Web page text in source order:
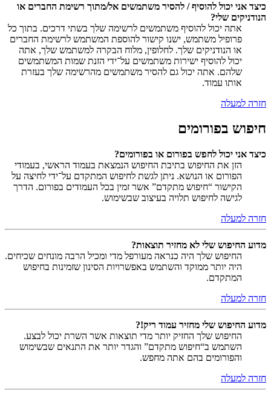
כיצד אני יכול להוסיף / להסיר משתמשים אל/מתוך רשימת החברים או
הנודניקים שלי?
אתה יכול להוסיף משתמשים לרשימה שלך בשתי דרכים. בתוך כל
פרופיל משתמש, ישנו קישור להוספת המשתמש לרשימת החברים
או הנודניקים שלך. לחלופין, מלוח הבקרה למשתמש שלך, אתה
יכול להוסיף ישירות משתמשים על־ידי הזנת שמות המשתמשים
שלהם. אתה יכול גם להסיר משתמשים מהרשימה שלך בעזרת
אותו עמוד.
חזרה למעלה
חיפוש בפורומים
כיצד אני יכול לחפש בפורום או בפורומים?
הזן את החיפוש בתיבת החיפוש הנמצאת בעמוד הראשי, בעמודי
הפורום או הנושא. ניתן לגשת לחיפוש המתקדם על־ידי לחיצה על
הקישור “חיפוש מתקדם” אשר זמין בכל העמודים בפורום. הדרך
לגישה לחיפוש תלויה בעיצוב שבשימוש.
חזרה למעלה
מדוע החיפוש שלי לא מחזיר תוצאות?
החיפוש שלך היה כנראה מעורפל מדי ומכיל הרבה מונחים שכיחים.
היה יותר ממוקד והשתמש באפשרויות הסינון שזמינות בחיפוש
המתקדם.
חזרה למעלה
מדוע החיפוש שלי מחזיר עמוד ריק!?
החיפוש שלך החזיק יותר מדי תוצאות אשר השרת יכול לבצע.
השתמש ב“חיפוש מתקדם” והגדר יותר את התנאים שבשימוש
והפורומים בהם אתה מחפש.
חזרה למעלה